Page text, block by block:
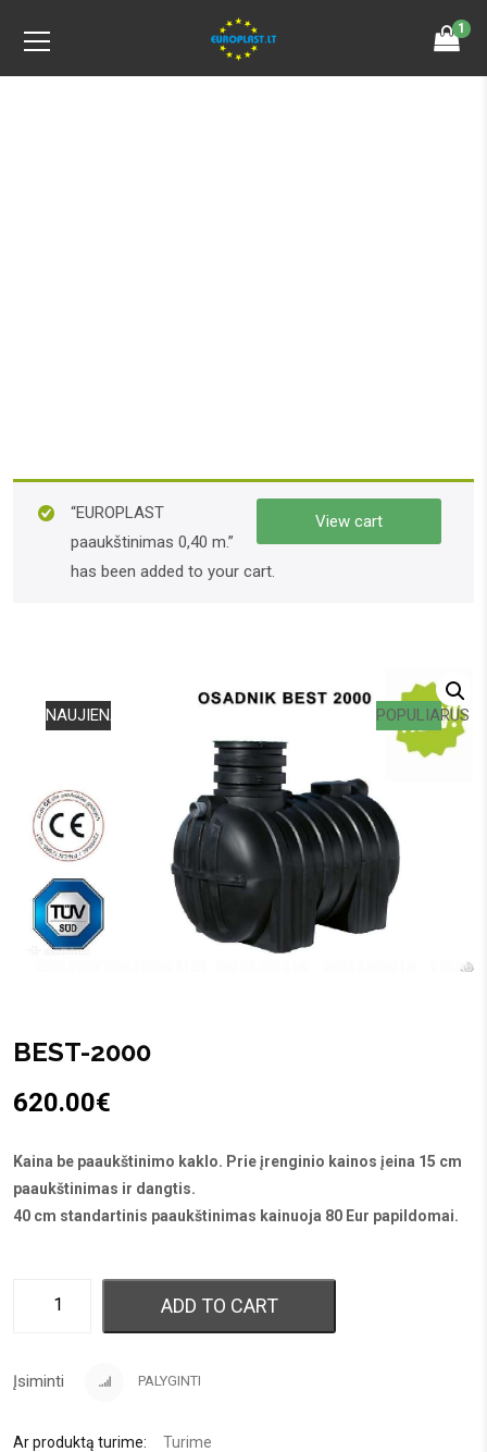
1
View cart
“EUROPLAST
paaukštinimas 0,40 m.”
has been added to your cart.
NAUJIENA POPULIARUS
BEST-2000
620.00€
Kaina be paaukštinimo kaklo. Prie įrenginio kainos įeina 15 cm
paaukštinimas ir dangtis.
40 cm standartinis paaukštinimas kainuoja 80 Eur papildomai.
ADD TO CART
Įsiminti PALYGINTI
Ar produktą turime: Turime